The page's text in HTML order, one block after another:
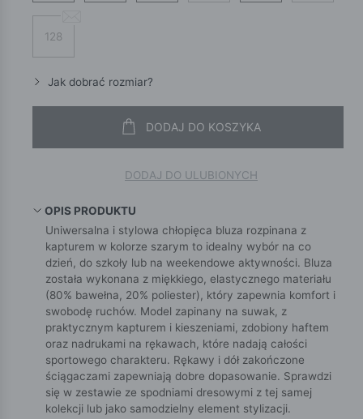
128
Jak dobrać rozmiar?
DODAJ DO KOSZYKA
DODAJ DO ULUBIONYCH
OPIS PRODUKTU
Uniwersalna i stylowa chłopięca bluza rozpinana z
kapturem w kolorze szarym to idealny wybór na co
dzień, do szkoły lub na weekendowe aktywności. Bluza
została wykonana z miękkiego, elastycznego materiału
(80% bawełna, 20% poliester), który zapewnia komfort i
swobodę ruchów. Model zapinany na suwak, z
praktycznym kapturem i kieszeniami, zdobiony haftem
oraz nadrukami na rękawach, które nadają całości
sportowego charakteru. Rękawy i dół zakończone
ściągaczami zapewniają dobre dopasowanie. Sprawdzi
się w zestawie ze spodniami dresowymi z tej samej
kolekcji lub jako samodzielny element stylizacji.